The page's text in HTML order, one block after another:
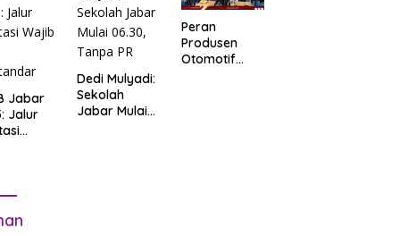
Lupa
Jabar
Jalur
Dedi Mulyadi:
Sekolah
Jabar Mulai
Peran
Produsen
Otomotif